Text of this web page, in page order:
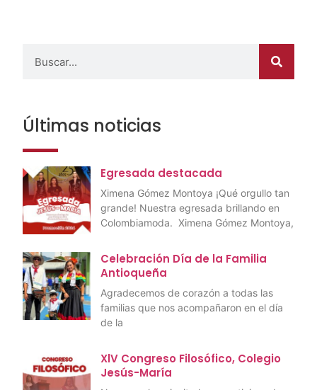
Últimas noticias
Egresada destacada
Ximena Gómez Montoya ¡Qué orgullo tan
grande! Nuestra egresada brillando en
Colombiamoda. Ximena Gómez Montoya,
Celebración Día de la Familia
Antioqueña
Agradecemos de corazón a todas las
familias que nos acompañaron en el día
de la
XlV Congreso Filosófico, Colegio
Jesús-María